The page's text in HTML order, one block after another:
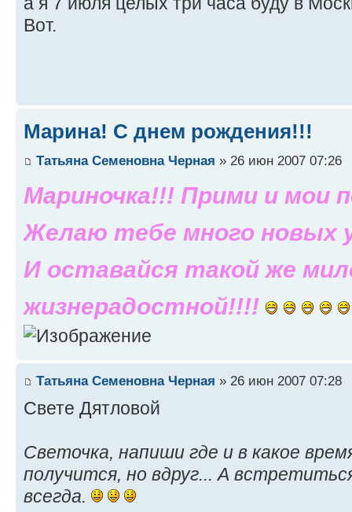
Вот.
Марина! С днем рождения!!!
Татьяна Семеновна Черная » 26 июн 2007 07:26
Мариночка!!! Прими и мои
Желаю тебе много новых
И оставайся такой же
жизнерадостной!!!!
Татьяна Семеновна Черная » 26 июн 2007 07:28
Свете Дятловой
Светочка, напиши где и в какое
получится, но вдруг... А
всегда.